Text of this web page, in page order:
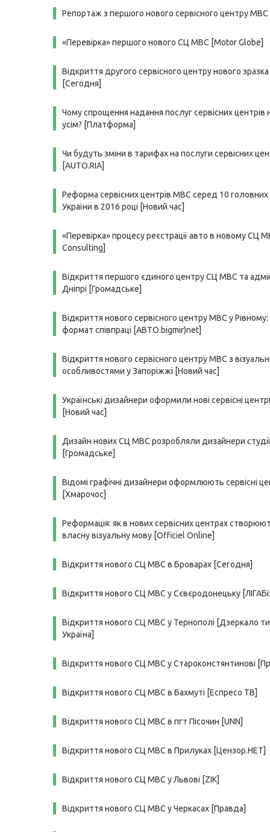
Репортаж з першого нового сервісного центру
«Перевірка» першого нового СЦ МВС [Motor Globe]
Відкриття другого сервісного центру нового зразка
[Сегодня]
Чому спрощення надання послуг сервісних центрів
усім? [Платформа]
Чи будуть зміни в тарифах на послуги сервісних
[AUTO.RIA]
Реформа сервісних центрів МВС серед 10
України в 2016 році [Новий час]
«Перевірка» процесу реєстрації авто в новому СЦ
Consulting]
Відкриття першого єдиного центру СЦ МВС та
Дніпрі [Громадське]
Відкриття нового сервісного центру МВС у
формат співпраці [АВТО.bigmir)net]
Відкриття нового сервісного центру МВС з
особливостями у Запоріжжі [Новий час]
Українські дизайнери оформили нові сервісні
[Новий час]
Дизайн нових СЦ МВС розробляли дизайнери
[Громадське]
Відомі графічні дизайнери оформлюють сервісні
[Хмарочос]
Реформація: як в нових сервісних центрах
власну візуальну мову [Officiel Online]
Відкриття нового СЦ МВС в Броварах [Сегодня]
Відкриття нового СЦ МВС у Сєвєродонецьку
Відкриття нового СЦ МВС у Тернополі [Дзеркало
Україна]
Відкриття нового СЦ МВС у Староконстянтинові
Відкриття нового СЦ МВС в Бахмуті [Еспресо ТВ]
Відкриття нового СЦ МВС в пгт Пісочин [UNN]
Відкриття нового СЦ МВС в Прилуках [Цензор.НЕТ]
Відкриття нового СЦ МВС у Львові [ZIK]
Відкриття нового СЦ МВС у Черкасах [Правда]